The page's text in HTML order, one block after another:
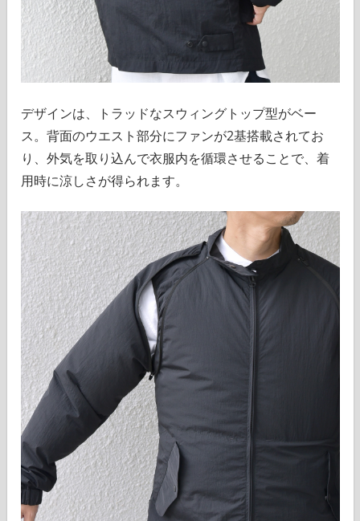
デザインは、トラッドなスウィングトップ型がベー
ス。背面のウエスト部分にファンが2基搭載されてお
り、外気を取り込んで衣服内を循環させることで、着
用時に涼しさが得られます。